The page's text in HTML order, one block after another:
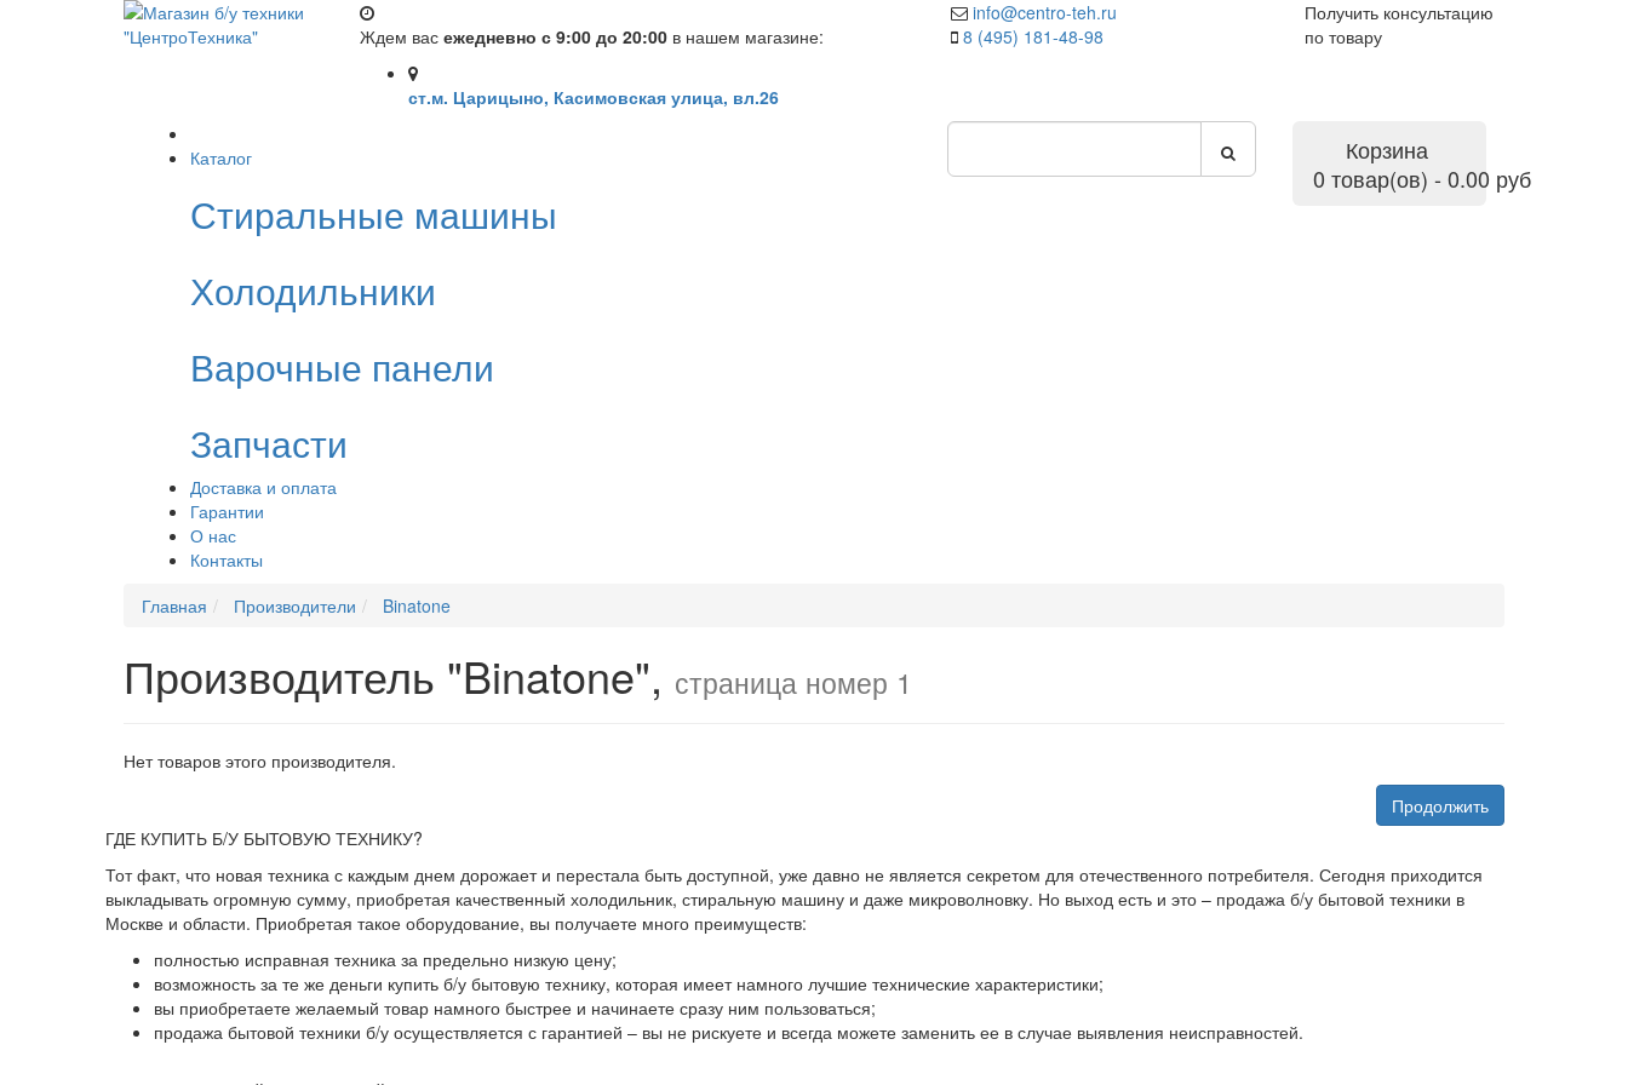
Ждем вас ежедневно с 9:00 до 20:00 в нашем магазине:
ст.м. Царицыно, Касимовская улица, вл.26
info@centro-teh.ru
8 (495) 181-48-98
Получить консультацию
по товару
Каталог
Стиральные машины
Холодильники
Варочные панели
Запчасти
Доставка и оплата
Гарантии
О нас
Контакты
Корзина
0 товар(ов) - 0.00 руб
Главная Производители Binatone
Производитель "Binatone", страница номер 1
Нет товаров этого производителя.
Продолжить
ГДЕ КУПИТЬ Б/У БЫТОВУЮ ТЕХНИКУ?
Тот факт, что новая техника с каждым днем дорожает и перестала быть доступной, уже давно не является секретом для отечественного потребителя. Сегодня приходится
выкладывать огромную сумму, приобретая качественный холодильник, стиральную машину и даже микроволновку. Но выход есть и это – продажа б/у бытовой техники в
Москве и области. Приобретая такое оборудование, вы получаете много преимуществ:
полностью исправная техника за предельно низкую цену;
возможность за те же деньги купить б/у бытовую технику, которая имеет намного лучшие технические характеристики;
вы приобретаете желаемый товар намного быстрее и начинаете сразу ним пользоваться;
продажа бытовой техники б/у осуществляется с гарантией – вы не рискуете и всегда можете заменить ее в случае выявления неисправностей.